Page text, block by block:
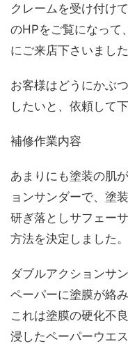
クレームを受け付け
のHPをご覧になって
にご来店下さいました
お客様はどうにかぶ
したいと、依頼して
補修作業内容
あまりにも塗装の肌
ョンサンダーで、塗
研ぎ落としサフェー
方法を決定しました。
ダブルアクションサ
ペーパーに塗膜が絡み
これは塗膜の硬化不
浸したペーパーウエ